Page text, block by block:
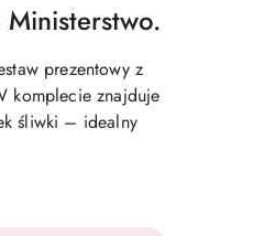
prezentowy z
komplecie znajduje
śliwki – idealny